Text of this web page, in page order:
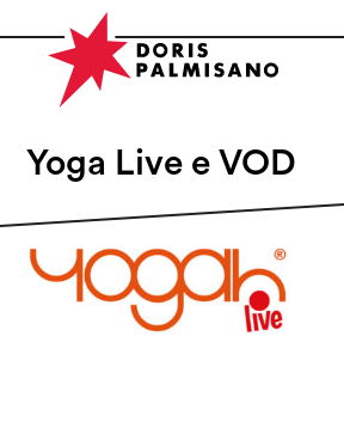
Yoga Live e VOD